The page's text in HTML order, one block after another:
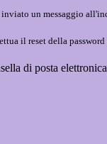
inviato un messaggio
il reset della
di posta